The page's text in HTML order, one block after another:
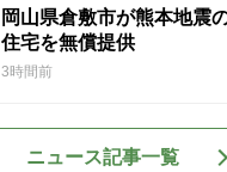
岡山県倉敷市が熊本地震
住宅を無償提供
3時間前
ニュース記事一覧